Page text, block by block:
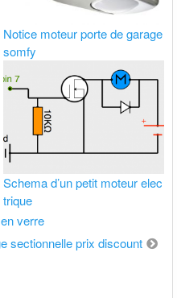
Notice moteur porte de garage
somfy
Schema d’un petit moteur elec
trique
verre
sectionnelle prix discount